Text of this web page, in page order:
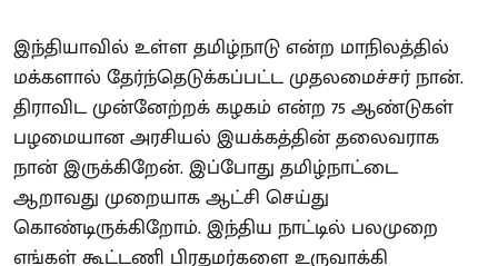
இந்தியாவில் உள்ள தமிழ்நாடு என்ற மாநிலத்தில்
மக்களால் தேர்ந்தெடுக்கப்பட்ட முதலமைச்சர் நான்.
திராவிட முன்னேற்றக் கழகம் என்ற 75 ஆண்டுகள்
பழமையான அரசியல் இயக்கத்தின் தலைவராக
நான் இருக்கிறேன். இப்போது தமிழ்நாட்டை
ஆறாவது முறையாக ஆட்சி செய்து
கொண்டிருக்கிறோம். இந்திய நாட்டில் பலமுறை
எங்கள் கூட்டணி பிரதமர்களை உருவாக்கி